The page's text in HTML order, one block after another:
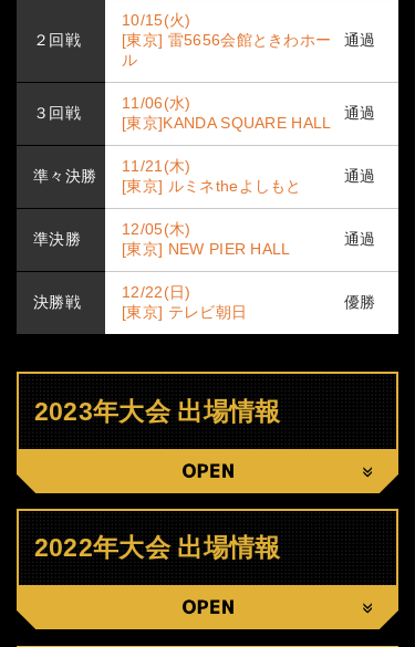
２回戦
10/15(火)
[東京] 雷5656会館ときわホー
ル
通過
３回戦
11/06(水)
[東京]KANDA SQUARE HALL
通過
準々決勝
11/21(木)
[東京] ルミネtheよしもと
通過
準決勝
12/05(木)
[東京] NEW PIER HALL
通過
決勝戦
12/22(日)
[東京] テレビ朝日
優勝
2023年大会 出場情報
2022年大会 出場情報